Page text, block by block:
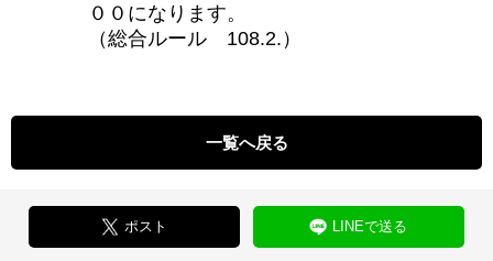
００になります。
（総合ルール 108.2.）
一覧へ戻る
ポスト LINEで送る